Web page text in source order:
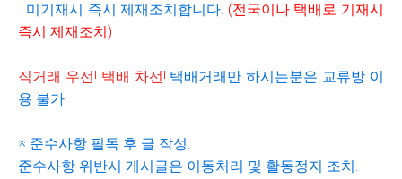
미기재시 즉시 제재조치합니다. (전국이나 택배로 기재시
즉시 제재조치)
직거래 우선! 택배 차선! 택배거래만 하시는분은 교류방 이
용 불가.
※ 준수사항 필독 후 글 작성.
준수사항 위반시 게시글은 이동처리 및 활동정지 조치.